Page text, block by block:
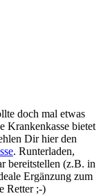
doch mal etwas
Krankenkasse bietet
Dir hier den
. Runterladen,
bereitstellen (z.B. in
Ergänzung zum
Retter ;-)